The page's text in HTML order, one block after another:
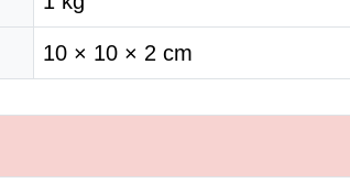
10 × 10 × 2 cm